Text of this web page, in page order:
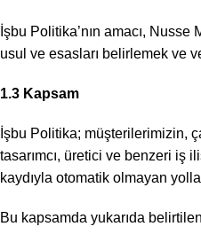
İşbu Politika’nın amacı,
usul ve esasları belirlemek ve
1.3 Kapsam
İşbu Politika; müşterilerimizin,
tasarımcı, üretici ve benzeri iş
kaydıyla otomatik olmayan
Bu kapsamda yukarıda